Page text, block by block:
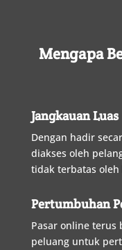
Mengapa
Jangkauan Luas
Dengan hadir
diakses oleh
tidak terbatas oleh
Pertumbuhan
Pasar online terus
peluang untuk